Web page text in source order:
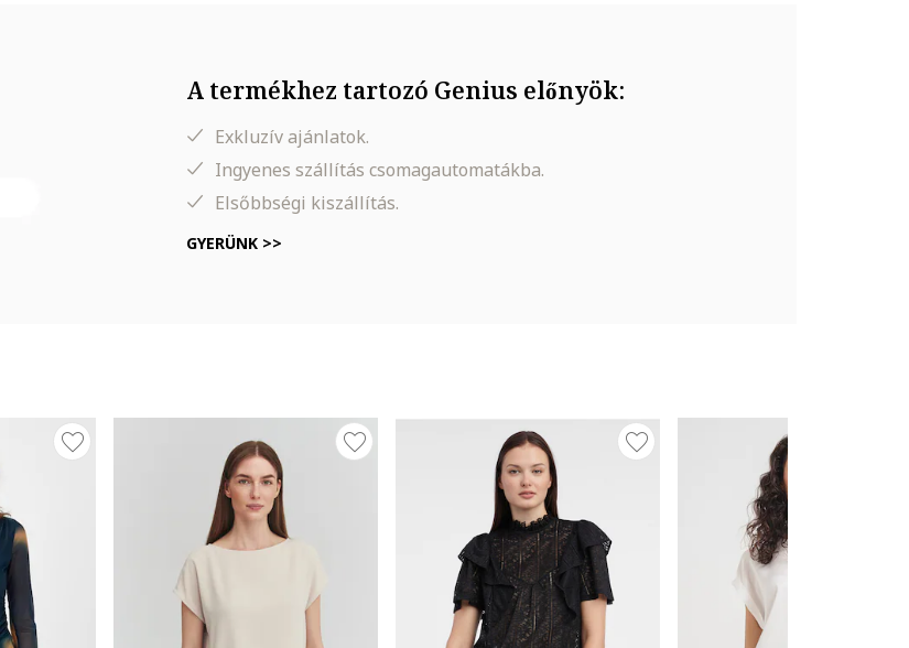
A termékhez tartozó Genius előnyök:
Exkluzív ajánlatok.
Ingyenes szállítás csomagautomatákba.
Elsőbbségi kiszállítás.
GYERÜNK >>